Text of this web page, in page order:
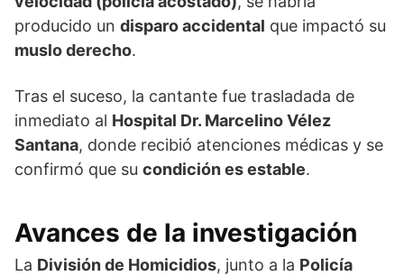
producido un disparo accidental que impactó su
muslo derecho.
Tras el suceso, la cantante fue trasladada de
inmediato al Hospital Dr. Marcelino Vélez
Santana, donde recibió atenciones médicas y se
confirmó que su condición es estable.
Avances de la investigación
La División de Homicidios, junto a la Policía